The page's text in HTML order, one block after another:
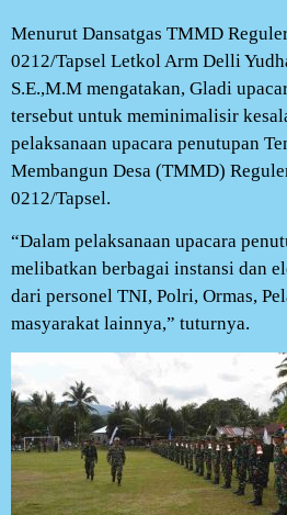
Menurut Dansatgas TMMD
0212/Tapsel Letkol Arm Delli
S.E.,M.M mengatakan, Gladi
tersebut untuk meminimalisir
pelaksanaan upacara penutupan
Membangun Desa (TMMD)
0212/Tapsel.
“Dalam pelaksanaan upacara
melibatkan berbagai instansi dan
dari personel TNI, Polri, Ormas,
masyarakat lainnya,” tuturnya.